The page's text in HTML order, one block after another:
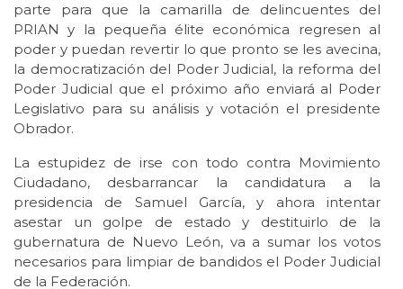
parte para que la camarilla de delincuentes del
PRIAN y la pequeña élite económica regresen al
poder y puedan revertir lo que pronto se les avecina,
la democratización del Poder Judicial, la reforma del
Poder Judicial que el próximo año enviará al Poder
Legislativo para su análisis y votación el presidente
Obrador.
La estupidez de irse con todo contra Movimiento
Ciudadano, desbarrancar la candidatura a la
presidencia de Samuel García, y ahora intentar
asestar un golpe de estado y destituirlo de la
gubernatura de Nuevo León, va a sumar los votos
necesarios para limpiar de bandidos el Poder Judicial
de la Federación.